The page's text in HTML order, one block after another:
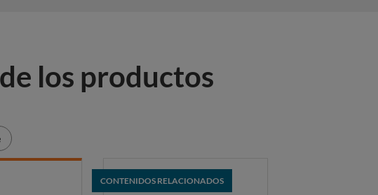
los productos
CONTENIDOS RELACIONADOS